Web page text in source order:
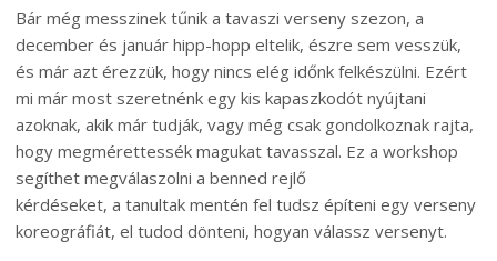
Bár még messzinek tűnik a tavaszi verseny szezon, a
december és január hipp-hopp eltelik, észre sem vesszük,
és már azt érezzük, hogy nincs elég időnk felkészülni. Ezért
mi már most szeretnénk egy kis kapaszkodót nyújtani
azoknak, akik már tudják, vagy még csak gondolkoznak rajta,
hogy megmérettessék magukat tavasszal. Ez a workshop
segíthet megválaszolni a benned rejlő
kérdéseket, a tanultak mentén fel tudsz építeni egy verseny
koreográfiát, el tudod dönteni, hogyan válassz versenyt.